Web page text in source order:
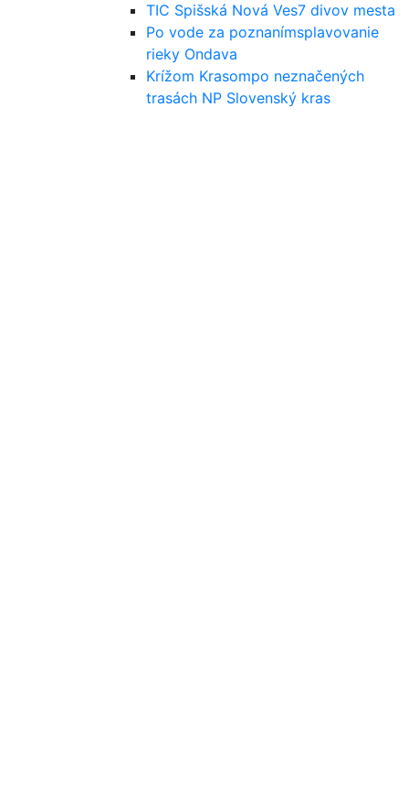
TIC Spišská Nová Ves7 divov mesta
Po vode za poznanímsplavovanie
rieky Ondava
Krížom Krasompo neznačených
trasách NP Slovenský kras